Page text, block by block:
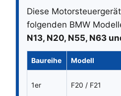
Diese
folgenden BMW
N13, N20, N55, N63
Baureihe Modell
1er F20 / F21